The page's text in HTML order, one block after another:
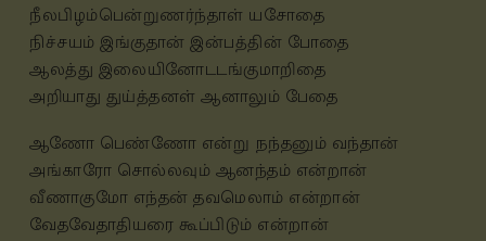
நீலபிழம்பென்றுணர்ந்தாள் யசோதை
நிச்சயம் இங்குதான் இன்பத்தின் போதை
ஆலத்து இலையினோடடங்குமாறிதை
அறியாது துய்த்தனள் ஆனாலும் பேதை
ஆணோ பெண்ணோ என்று நந்தனும் வந்தான்
அங்காரோ சொல்லவும் ஆனந்தம் என்றான்
வீணாகுமோ எந்தன் தவமெலாம் என்றான்
வேதவேதாதியரை கூப்பிடும் என்றான்